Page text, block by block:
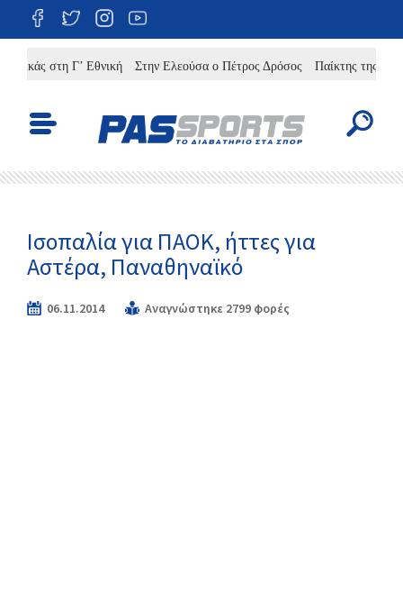
στη Γ’ Εθνική Στην Ελεούσα ο Πέτρος Δρόσος Παίκτης της
Ισοπαλία για ΠΑΟΚ, ήττες για
Αστέρα, Παναθηναϊκό
06.11.2014 Αναγνώστηκε 2799 φορές